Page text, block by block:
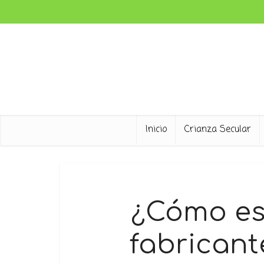
Inicio Crianza Secular
¿Cómo